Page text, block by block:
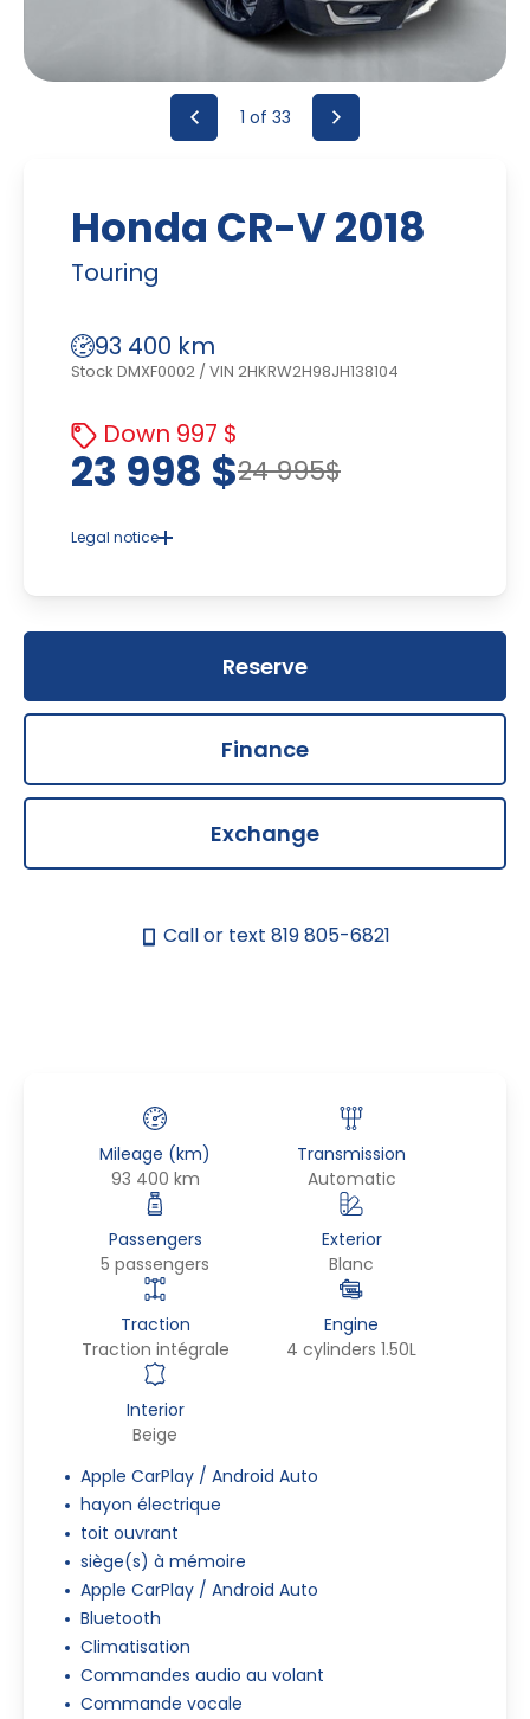
1 of 33
Honda CR-V 2018
Touring
93 400 km
Stock DMXF0002 /VIN 2HKRW2H98JH138104
Down 997 $
24 995$
23 998 $
Legal notice
the vehicle presented on our site, the dealership's
errors beyond our control.Reserve
Finance
Exchange
Call or text 819 805-6821
Mileage (km)
93 400 km
Transmission
Automatic
Passengers
5 passengers
Exterior
Blanc
Traction
Traction intégrale
Engine
4 cylinders 1.50L
Interior
Beige
Apple CarPlay / Android Auto
hayon électrique
toit ouvrant
siège(s) à mémoire
Apple CarPlay / Android Auto
Bluetooth
Climatisation
Commandes audio au volant
Commande vocale